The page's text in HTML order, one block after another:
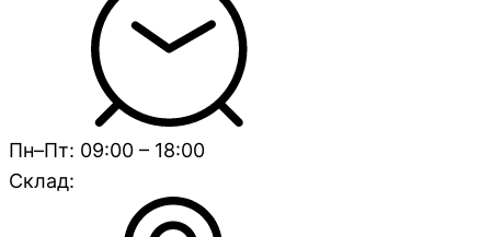
Пн–Пт: 09:00 – 18:00
Склад: